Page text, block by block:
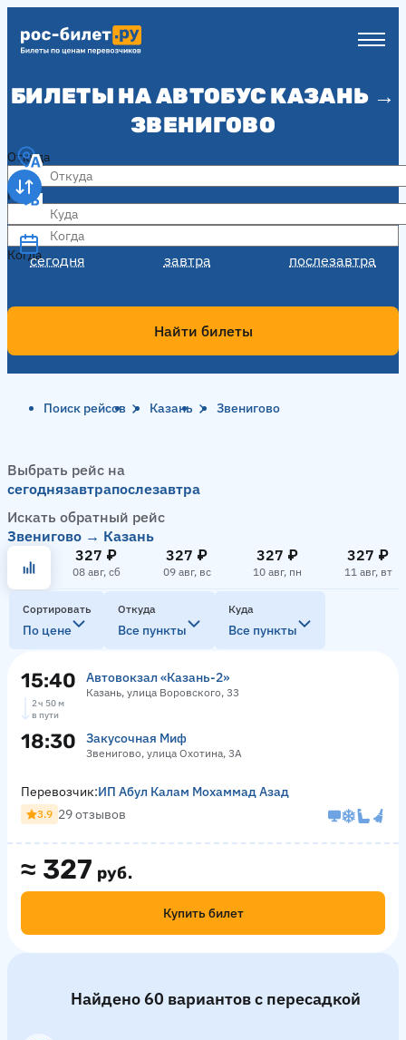
БИЛЕТЫ НА АВТОБУС КАЗАНЬ →
ЗВЕНИГОВО
Откуда
Куда
Когда
сегодня завтра послезавтра
Когда
Найти билеты
Поиск рейсов Казань Звенигово
Выбрать рейс на
сегоднязавтрапослезавтра
Искать обратный рейс
Звенигово → Казань
327 ₽
08 авг, сб
327 ₽
09 авг, вс
327 ₽
10 авг, пн
327 ₽
11 авг, вт
Сортировать
По цене
Откуда
Все пункты
Куда
Все пункты
15:40 Автовокзал «‎Казань-2»
Казань, улица Воровского, 33
2 ч 50 м
в пути
18:30 Закусочная Миф
Звенигово, улица Охотина, 3А
≈ 327 руб.
Купить билет
Перевозчик:ИП Абул Калам Мохаммад Азад
3.9 29 отзывов
Найдено 60 вариантов с пересадкой